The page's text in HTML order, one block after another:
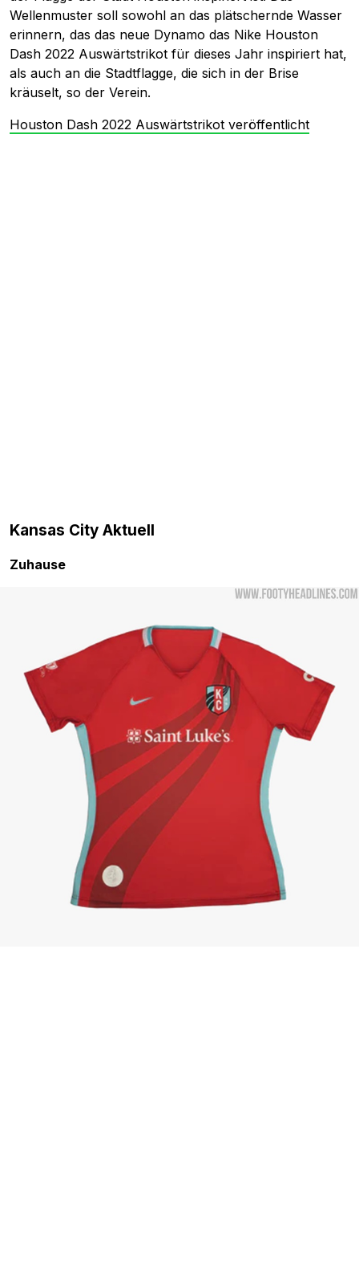
Wellenmuster soll sowohl an das plätschernde Wasser
erinnern, das das neue Dynamo das Nike Houston
Dash 2022 Auswärtstrikot für dieses Jahr inspiriert hat,
als auch an die Stadtflagge, die sich in der Brise
kräuselt, so der Verein.
Houston Dash 2022 Auswärtstrikot veröffentlicht
Kansas City Aktuell
Zuhause